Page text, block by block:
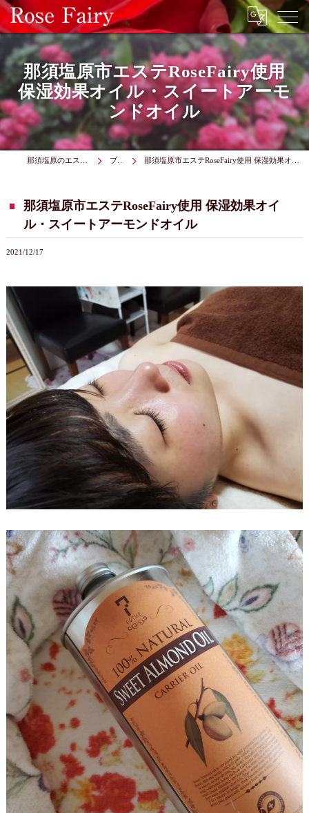
那須塩原市エステRoseFairy使用
保湿効果オイル・スイートアーモ
ンドオイル
ブログ 那須塩原市エステRoseFairy使用 保湿効果オイル・スイートアーモンドオイル
那須塩原市エステRoseFairy使用 保湿効果オイ
ル・スイートアーモンドオイル
2021/12/17